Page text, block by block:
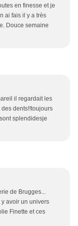
en finesse et je
ai fais il y a très
Douce semaine
il regardait les
dents!!toujours
splendidesje
de Brugges...
avoir un univers
Finette et ces